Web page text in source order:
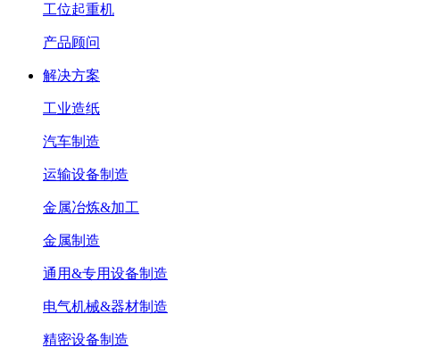
工位起重机
产品顾问
解决方案
工业造纸
汽车制造
运输设备制造
金属冶炼&加工
金属制造
通用&专用设备制造
电气机械&器材制造
精密设备制造